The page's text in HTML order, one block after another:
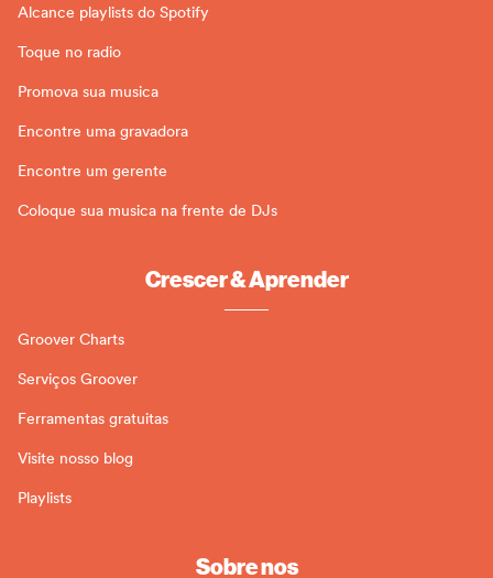
Alcance playlists do Spotify
Toque no radio
Promova sua musica
Encontre uma gravadora
Encontre um gerente
Coloque sua musica na frente de DJs
Crescer & Aprender
Groover Charts
Serviços Groover
Ferramentas gratuitas
Visite nosso blog
Playlists
Sobre nos